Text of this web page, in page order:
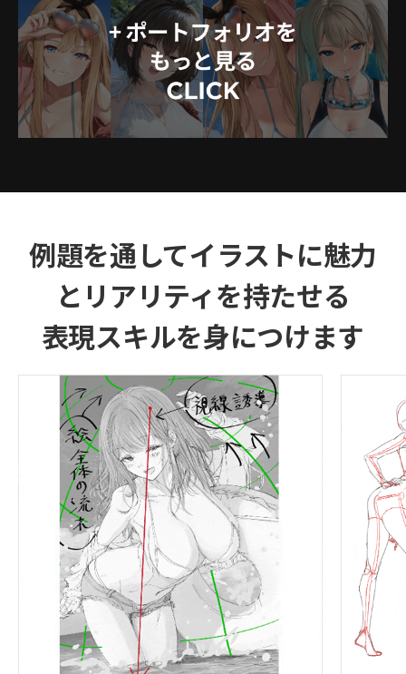
例題を通してイラストに魅力
とリアリティを持たせる
表現スキルを身につけます